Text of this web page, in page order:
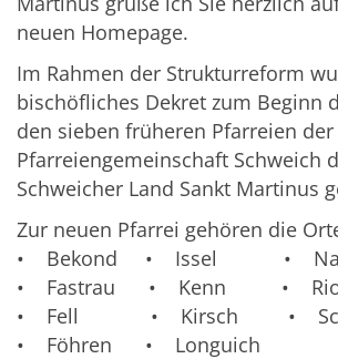
neuen Homepage.
Im Rahmen der Strukturreform
bischöfliches Dekret zum Beginn
den sieben früheren Pfarreien der
Pfarreiengemeinschaft Schweich
Schweicher Land Sankt Martinus
Zur neuen Pfarrei gehören die
• Bekond • Issel •
• Fastrau • Kenn •
• Fell • Kirsch •
• Föhren • Longuich